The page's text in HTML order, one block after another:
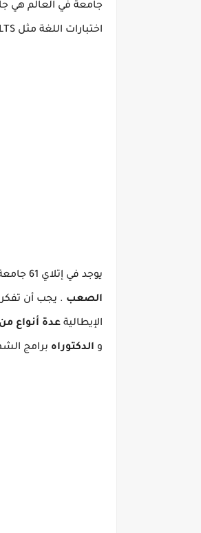
جامعة في العالم هي
اختبارات اللغة مثل IELTS أو TOEFL.
يوجد في إتلاي 61 جامعة عامة و 30 جامعة خاصة.
الصعب . يجب أن
الإيطالية عدة أنواع
و الدكتوراه برامج